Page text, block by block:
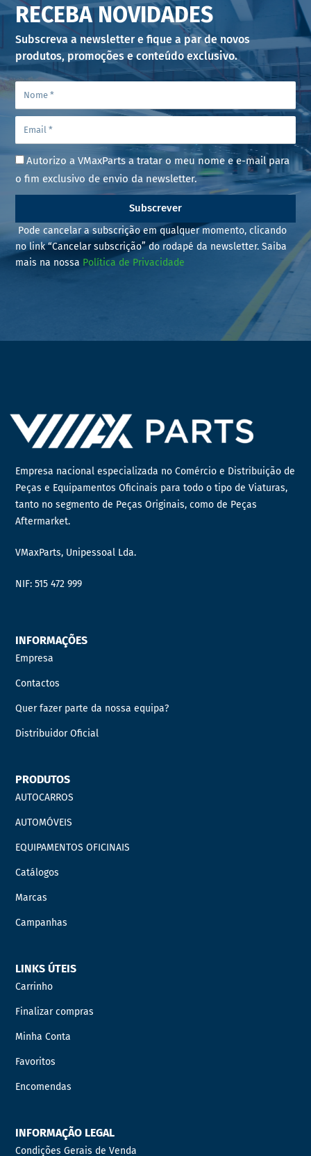
RECEBA NOVIDADES
Subscreva a newsletter e fique a par de novos
produtos, promoções e conteúdo exclusivo.
Autorizo a VMaxParts a tratar o meu nome e e-mail para
o fim exclusivo de envio da newsletter.
Subscrever
Pode cancelar a subscrição em qualquer momento, clicando
no link “Cancelar subscrição” do rodapé da newsletter. Saiba
mais na nossa Política de Privacidade
Empresa nacional especializada no Comércio e Distribuição de
Peças e Equipamentos Oficinais para todo o tipo de Viaturas,
tanto no segmento de Peças Originais, como de Peças
Aftermarket.
VMaxParts, Unipessoal Lda.
NIF: 515 472 999
INFORMAÇÕES
Empresa
Contactos
Quer fazer parte da nossa equipa?
Distribuidor Oficial
PRODUTOS
AUTOCARROS
AUTOMÓVEIS
EQUIPAMENTOS OFICINAIS
Catálogos
Marcas
Campanhas
LINKS ÚTEIS
Carrinho
Finalizar compras
Minha Conta
Favoritos
Encomendas
INFORMAÇÃO LEGAL
Condições Gerais de Venda